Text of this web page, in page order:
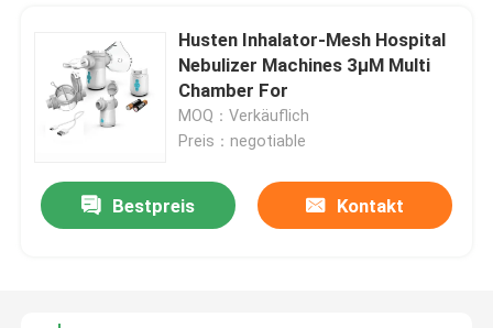
Produkte
Husten Inhalator-Mesh Hospital
Nebulizer Machines 3μM Multi
Chamber For
MOQ：Verkäuflich
Preis：negotiable
Bestpreis Kontakt
Hustenmedikamenten-Atomisierer Funktion Elektrischer Vernebler Mobiler Stumm-Mini-Vernebler